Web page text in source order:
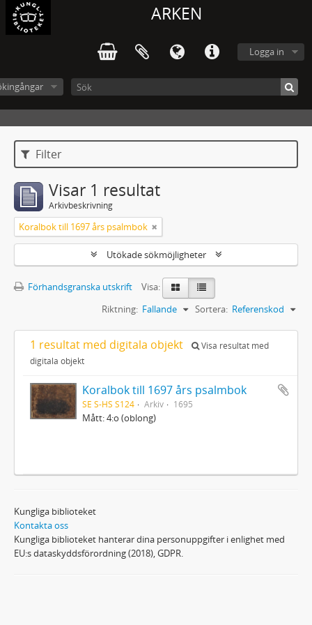
ARKEN
Logga in
Filter
Visar 1 resultat
Arkivbeskrivning
Koralbok till 1697 års psalmbok
Utökade sökmöjligheter
Förhandsgranska utskrift
Visa:
Sortera: Referenskod
Riktning: Fallande
1 resultat med digitala objekt
Visa resultat med
digitala objekt
Koralbok till 1697 års psalmbok
SE S-HS S124 Arkiv 1695
Mått: 4:o (oblong)
Kungliga biblioteket
Kontakta oss
Kungliga biblioteket hanterar dina personuppgifter i enlighet med
EU:s dataskyddsförordning (2018), GDPR.